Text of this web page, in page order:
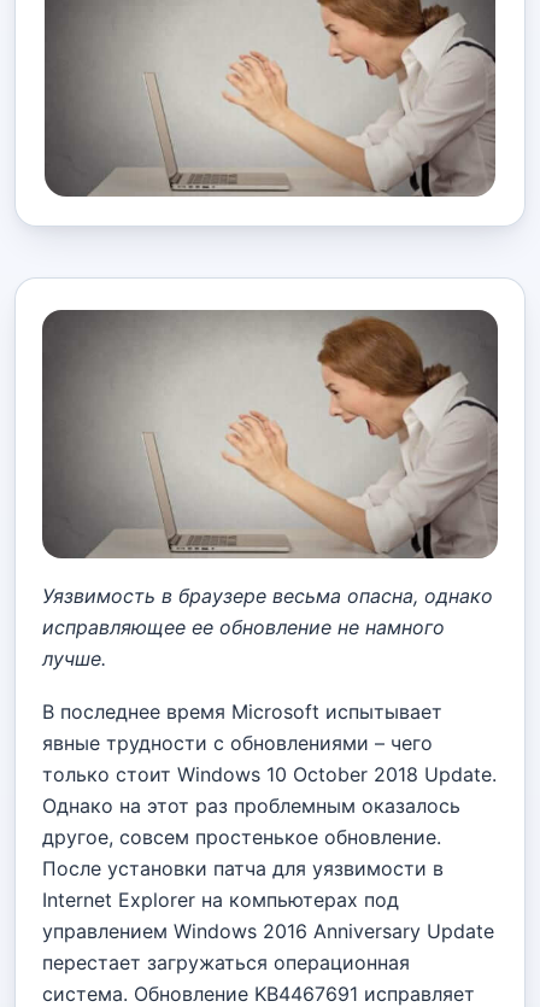
Уязвимость в браузере весьма опасна, однако
исправляющее ее обновление не намного
лучше.
В последнее время Microsoft испытывает
явные трудности с обновлениями – чего
только стоит Windows 10 October 2018 Update.
Однако на этот раз проблемным оказалось
другое, совсем простенькое обновление.
После установки патча для уязвимости в
Internet Explorer на компьютерах под
управлением Windows 2016 Anniversary Update
перестает загружаться операционная
система. Обновление KB4467691 исправляет